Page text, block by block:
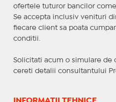
ofertele tuturor bancilor
Se accepta inclusiv venituri
fiecare client sa poata
conditii.
Solicitati acum o simulare de
cereti detalii consultantului